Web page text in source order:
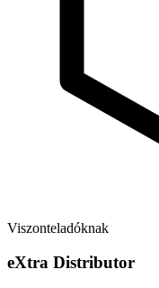
Viszonteladóknak
eXtra Distributor